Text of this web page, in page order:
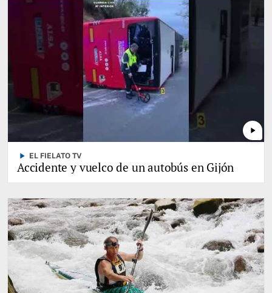
play_arrow
play_arrow EL FIELATO TV
Accidente y vuelco de un autobús en Gijón